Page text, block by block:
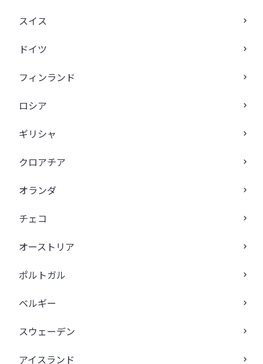
スイス
ドイツ
フィンランド
ロシア
ギリシャ
クロアチア
オランダ
チェコ
オーストリア
ポルトガル
ベルギー
スウェーデン
アイスランド